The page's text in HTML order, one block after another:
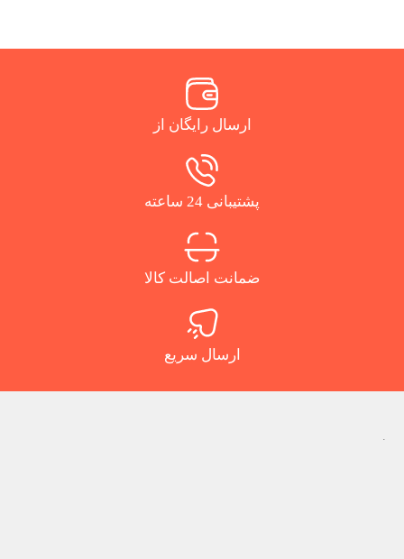
ارسال رایگان از
پشتیبانی 24 ساعته
ضمانت اصالت کالا
ارسال سریع
.